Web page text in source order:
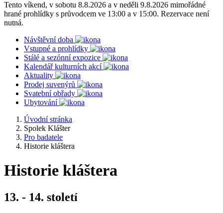
Tento víkend, v sobotu 8.8.2026 a v neděli 9.8.2026 mimořádné
hrané prohlídky s průvodcem ve 13:00 a v 15:00. Rezervace není
nutná.
Návštěvní doba
Vstupné a prohlídky
Stálé a sezónní expozice
Kalendář kulturních akcí
Aktuality
Prodej suvenýrů
Svatební obřady
Ubytování
Úvodní stránka
Spolek Klášter
Pro badatele
Historie kláštera
Historie kláštera
13. - 14. století